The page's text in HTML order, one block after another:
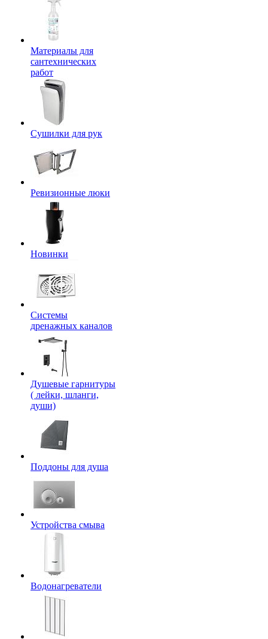
Материалы для
сантехнических
работ
Сушилки для рук
Ревизионные люки
Новинки
Системы
дренажных каналов
Душевые гарнитуры
( лейки, шланги,
души)
Поддоны для душа
Устройства смыва
Водонагреватели